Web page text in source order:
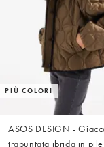
PIÙ COLORI
ASOS DESIGN -
trapuntata ibrida in